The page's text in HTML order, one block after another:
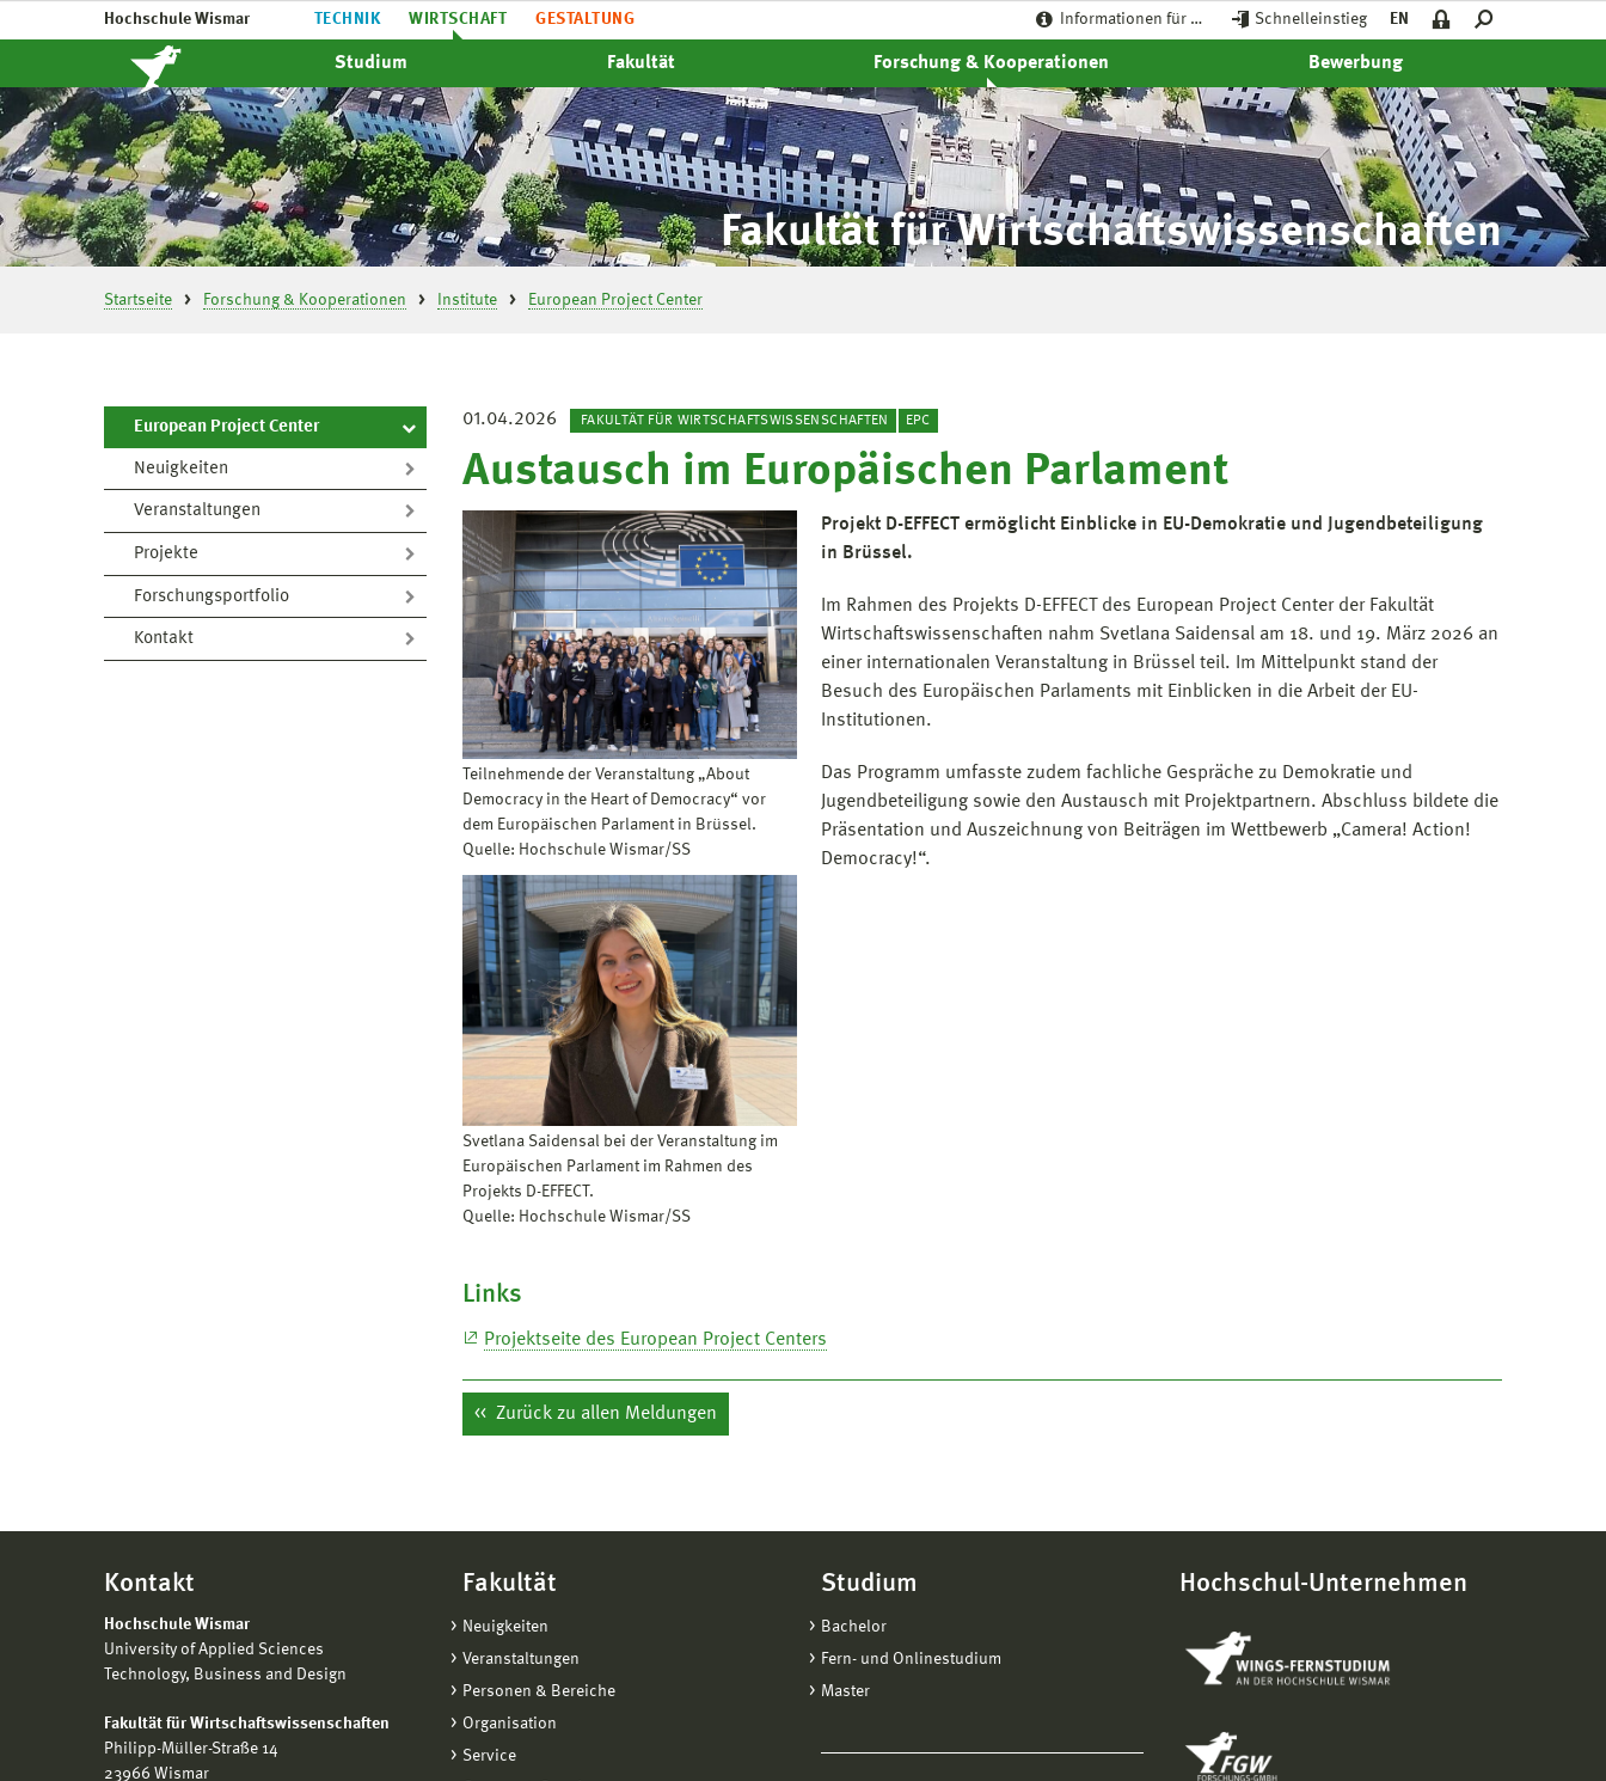
Hochschule Wismar TECHNIK WIRTSCHAFT GESTALTUNG Informationen für … Schnelleinstieg EN
Studium Fakultät Forschung & Kooperationen Bewerbung
Fakultät für Wirtschaftswissenschaften
Startseite Forschung & Kooperationen Institute European Project Center
European Project Center
Neuigkeiten
Veranstaltungen
Projekte
Forschungsportfolio
Kontakt
01.04.2026 FAKULTÄT FÜR WIRTSCHAFTSWISSENSCHAFTEN EPC
Austausch im Europäischen Parlament
Teilnehmende der Veranstaltung „About
Democracy in the Heart of Democracy“ vor
dem Europäischen Parlament in Brüssel.
Quelle: Hochschule Wismar/SS
Svetlana Saidensal bei der Veranstaltung im
Europäischen Parlament im Rahmen des
Projekts D-EFFECT.
Quelle: Hochschule Wismar/SS
Projekt D-EFFECT ermöglicht Einblicke in EU-Demokratie und Jugendbeteiligung
in Brüssel.
Im Rahmen des Projekts D-EFFECT des European Project Center der Fakultät
Wirtschaftswissenschaften nahm Svetlana Saidensal am 18. und 19. März 2026 an
einer internationalen Veranstaltung in Brüssel teil. Im Mittelpunkt stand der
Besuch des Europäischen Parlaments mit Einblicken in die Arbeit der EU-
Institutionen.
Das Programm umfasste zudem fachliche Gespräche zu Demokratie und
Jugendbeteiligung sowie den Austausch mit Projektpartnern. Abschluss bildete die
Präsentation und Auszeichnung von Beiträgen im Wettbewerb „Camera! Action!
Democracy!“.
Links
Projektseite des European Project Centers
Zurück zu allen Meldungen
Kontakt
Hochschule Wismar
University of Applied Sciences
Technology, Business and Design
Fakultät für Wirtschaftswissenschaften
Philipp-Müller-Straße 14
23966 Wismar
Fakultät
Neuigkeiten
Veranstaltungen
Personen & Bereiche
Organisation
Service
Studium
Bachelor
Fern- und Onlinestudium
Master
Hochschul-Unternehmen